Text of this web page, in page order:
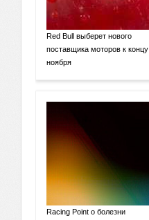
Red Bull выберет нового
поставщика моторов к концу
ноября
Racing Point о болезни